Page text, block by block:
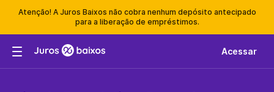
Atenção! A Juros Baixos não cobra nenhum depósito antecipado
para a liberação de empréstimos.
Acessar